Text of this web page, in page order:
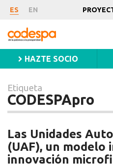
Etiqueta
ES EN
CODESPA
HAZTE SOCIO
Etiqueta
CODESPApro
Las Unidades
(UAF), un modelo
innovación